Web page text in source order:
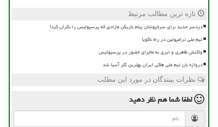
تازه ترین مطالب مرتبط
دردسر جدید برای سرخپوشان پیام بازیکن مازادی که پرسپولیس را نگران کرد!
تیم ملی ترامپولین در راه ناگویا
واکنش طاهری و ایری به ماجرای حضور در پرسپولیس
دروازه بان تیم ملی هاکی ایران بهترین گلر آسیا شد
نظرات بینندگان در مورد این مطلب
لطفا شما همنظر دهید